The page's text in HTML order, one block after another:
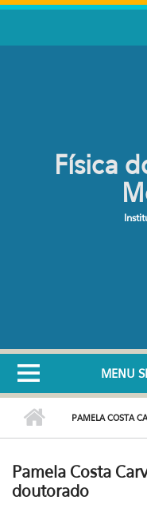
Pular para o conteúdo
Física
MENU
PAMELA COSTA
Pamela Costa
doutorado